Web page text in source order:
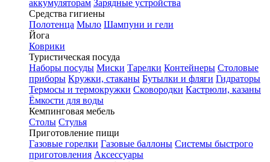
аккумуляторам Зарядные устройства
Средства гигиены
Полотенца Мыло Шампуни и гели
Йога
Коврики
Туристическая посуда
Наборы посуды Миски Тарелки Контейнеры Столовые
приборы Кружки, стаканы Бутылки и фляги Гидраторы
Термосы и термокружки Сковородки Кастрюли, казаны
Ёмкости для воды
Кемпинговая мебель
Столы Стулья
Приготовление пищи
Газовые горелки Газовые баллоны Системы быстрого
приготовления Аксессуары